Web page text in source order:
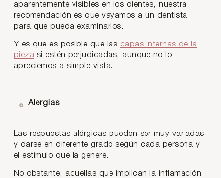
aparentemente visibles en los dientes, nuestra
recomendación es que vayamos a un dentista
para que pueda examinarlos.
Y es que es posible que las capas internas de la
pieza si estén perjudicadas, aunque no lo
apreciemos a simple vista.
Alergias
Las respuestas alérgicas pueden ser muy variadas
y darse en diferente grado según cada persona y
el estímulo que la genere.
No obstante, aquellas que implican la inflamación